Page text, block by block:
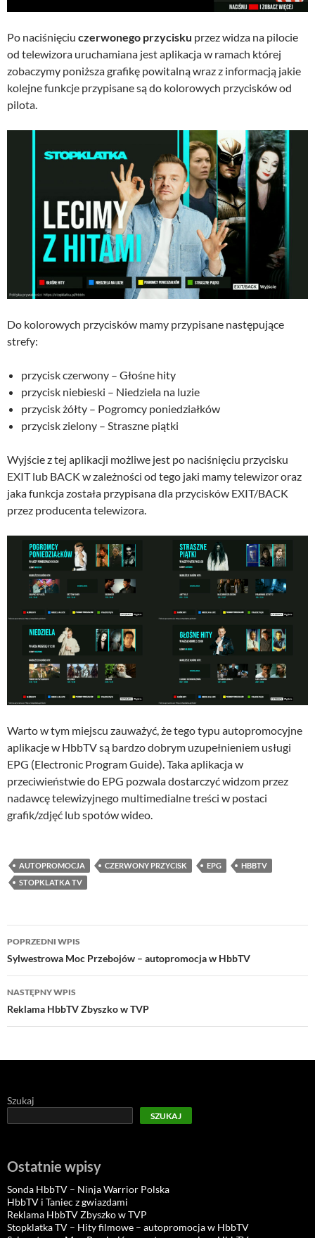
Po naciśnięciu czerwonego przycisku przez widza na pilocie
od telewizora uruchamiana jest aplikacja w ramach której
zobaczymy poniższa grafikę powitalną wraz z informacją jakie
kolejne funkcje przypisane są do kolorowych przycisków od
pilota.
Do kolorowych przycisków mamy przypisane następujące
strefy:
przycisk czerwony – Głośne hity
przycisk niebieski – Niedziela na luzie
przycisk żółty – Pogromcy poniedziałków
przycisk zielony – Straszne piątki
Wyjście z tej aplikacji możliwe jest po naciśnięciu przycisku
EXIT lub BACK w zależności od tego jaki mamy telewizor oraz
jaka funkcja została przypisana dla przycisków EXIT/BACK
przez producenta telewizora.
Warto w tym miejscu zauważyć, że tego typu autopromocyjne
aplikacje w HbbTV są bardzo dobrym uzupełnieniem usługi
EPG (Electronic Program Guide). Taka aplikacja w
przeciwieństwie do EPG pozwala dostarczyć widzom przez
nadawcę telewizyjnego multimedialne treści w postaci
grafik/zdjęć lub spotów wideo.
AUTOPROMOCJA CZERWONY PRZYCISK EPG
HBBTV
STOPKLATKA TV
Nawigacja
wpisu
POPRZEDNI WPIS
Sylwestrowa Moc Przebojów – autopromocja w HbbTV
NASTĘPNY WPIS
Reklama HbbTV Zbyszko w TVP
Szukaj
SZUKAJ
Ostatnie wpisy
Sonda HbbTV – Ninja Warrior Polska
HbbTV i Taniec z gwiazdami
Reklama HbbTV Zbyszko w TVP
Stopklatka TV – Hity filmowe – autopromocja w HbbTV